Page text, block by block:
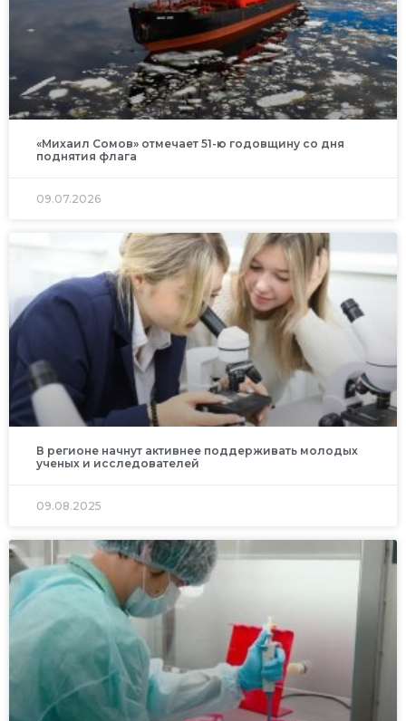
«Михаил Сомов» отмечает 51-ю годовщину со дня
поднятия флага
09.07.2026
В регионе начнут активнее поддерживать молодых
ученых и исследователей
09.08.2025